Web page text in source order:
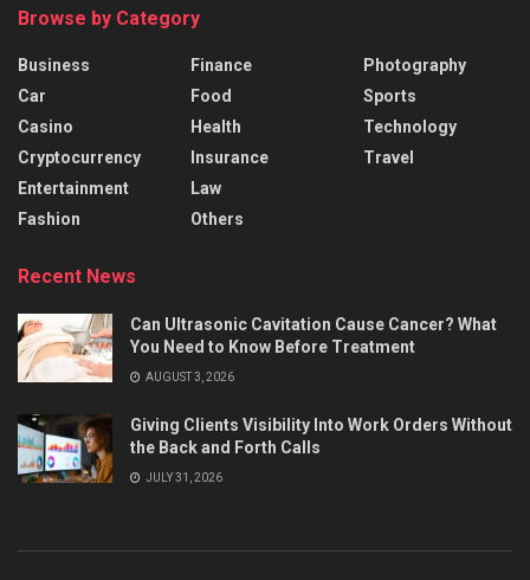
Browse by Category
Business
Car
Casino
Cryptocurrency
Entertainment
Fashion
Finance
Food
Health
Insurance
Law
Others
Photography
Sports
Technology
Travel
Recent News
Can Ultrasonic Cavitation Cause Cancer? What
You Need to Know Before Treatment
AUGUST 3, 2026
Giving Clients Visibility Into Work Orders Without
the Back and Forth Calls
JULY 31, 2026